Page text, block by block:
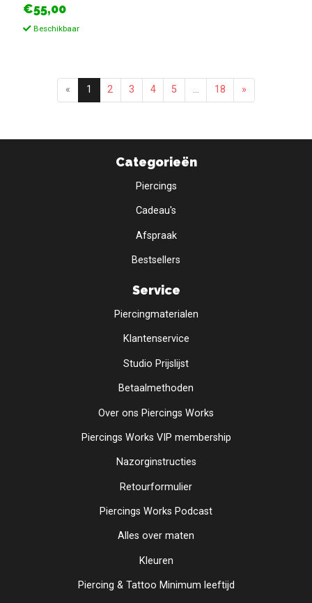
€55,00
Beschikbaar
« 1 2 3 4 5 ... 18 »
Categorieën
Piercings
Cadeau's
Afspraak
Bestsellers
Service
Piercingmaterialen
Klantenservice
Studio Prijslijst
Betaalmethoden
Over ons Piercings Works
Piercings Works VIP membership
Nazorginstructies
Retourformulier
Piercings Works Podcast
Alles over maten
Kleuren
Piercing & Tattoo Minimum leeftijd